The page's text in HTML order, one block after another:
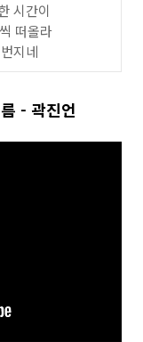
시간이
떠올라
지네
- 곽진언